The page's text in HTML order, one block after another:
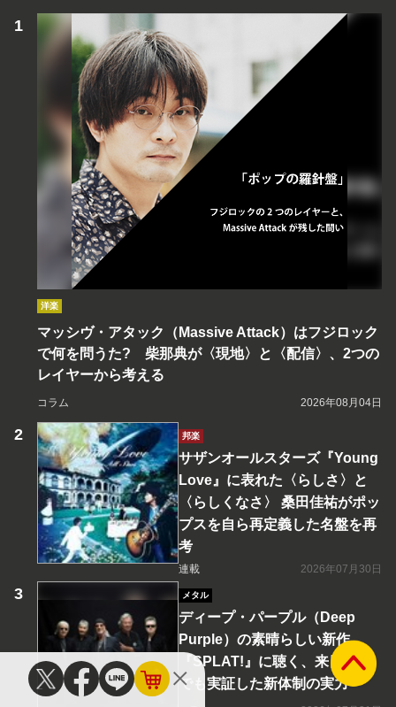
洋楽
マッシヴ・アタック（Massive Attack）はフジロック
で何を問うた? 柴那典が〈現地〉と〈配信〉、2つの
レイヤーから考える
コラム 2026年08月04日
邦楽
サザンオールスターズ『Young
Love』に表れた〈らしさ〉と
〈らしくなさ〉 桑田佳祐がポッ
プスを自ら再定義した名盤を再
考
連載 2026年07月30日
メタル
ディープ・パープル（Deep
Purple）の素晴らしい新作
『SPLAT!』に聴く、来日公演
でも実証した新体制の実力